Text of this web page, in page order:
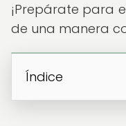
¡Prepárate para
de una manera
Índice